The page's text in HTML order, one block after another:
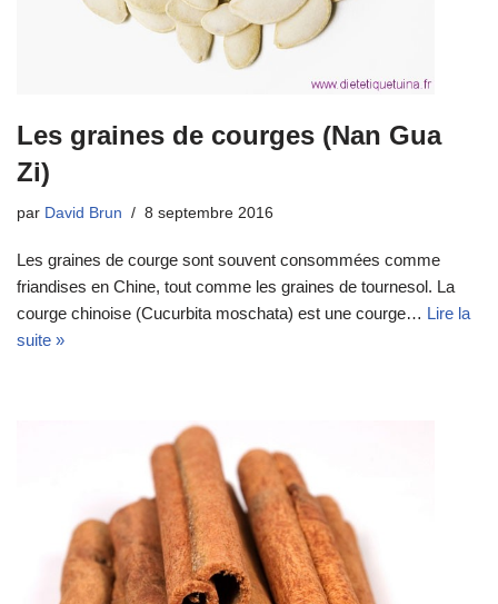
Les graines de courges (Nan Gua
Zi)
par David Brun 8 septembre 2016
Les graines de courge sont souvent consommées comme
friandises en Chine, tout comme les graines de tournesol. La
courge chinoise (Cucurbita moschata) est une courge… Lire la
suite »